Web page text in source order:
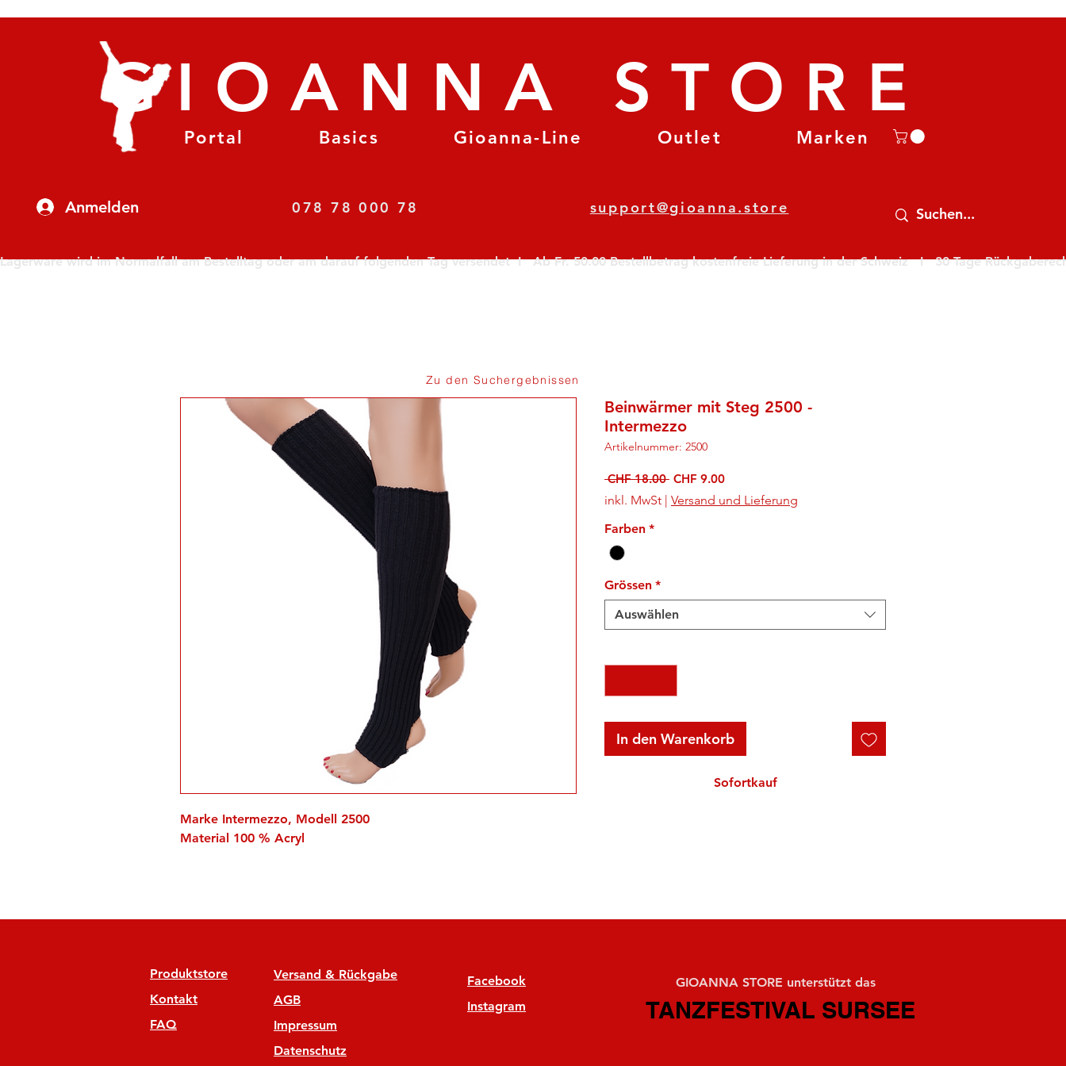
Anmelden
Portal Basics Gioanna-Line Outlet Marken
GIOANNA STORE
078 78 000 78 support@gioanna.store
Lagerware wird im Normalfall am Bestelltag oder am darauf folgenden Tag versendet  I   Ab Fr. 50.00 Bestellbetrag kostenfreie Lieferung in der Schweiz   I   30 Tage
Marke Intermezzo, Modell 2500
Material 100 % Acryl
Beinwärmer mit Steg 2500 -
Intermezzo
Artikelnummer: 2500
CHF 18.00 Standardpreis
CHF 9.00Sale-
Preis
inkl. MwSt | Versand und Lieferung
Farben *
Grössen *
Auswählen
In den Warenkorb
Sofortkauf
Zu den Suchergebnissen
Produktstore
Kontakt
FAQ
Versand & Rückgabe
AGB
Impressum
Datenschutz
Facebook
Instagram
GIOANNA STORE unterstützt das
TANZFESTIVAL SURSEE
TANZFESTIVAL SURSEE